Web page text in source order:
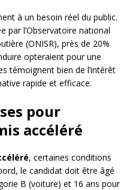
à un besoin réel du public.
par l’Observatoire national
(ONISR), près de 20%
opteraient pour une
témoignent bien de l’intérêt
rapide et efficace.
pour
accéléré
, certaines conditions
le candidat doit être âgé
B (voiture) et 16 ans pour